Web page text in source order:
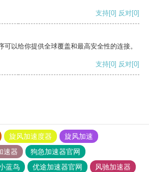
支持[0] 反对[0]
可以给你提供全球覆盖和最高安全性的连接。
支持[0] 反对[0]
旋风加速度器
旋风加速
速器
狗急加速器官网
蓝鸟 优途加速器官网
风驰加速器